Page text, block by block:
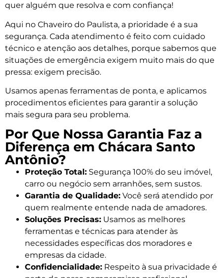
quer alguém que resolva e com confiança!
Aqui no Chaveiro do Paulista, a prioridade é a sua
segurança. Cada atendimento é feito com cuidado
técnico e atenção aos detalhes, porque sabemos que
situações de emergência exigem muito mais do que
pressa: exigem precisão.
Usamos apenas ferramentas de ponta, e aplicamos
procedimentos eficientes para garantir a solução
mais segura para seu problema.
Por Que Nossa Garantia Faz a
Diferença em Chácara Santo
Antônio?
Proteção Total: Segurança 100% do seu imóvel,
carro ou negócio sem arranhões, sem sustos.
Garantia de Qualidade: Você será atendido por
quem realmente entende nada de amadores.
Soluções Precisas: Usamos as melhores
ferramentas e técnicas para atender às
necessidades específicas dos moradores e
empresas da cidade.
Confidencialidade: Respeito à sua privacidade é